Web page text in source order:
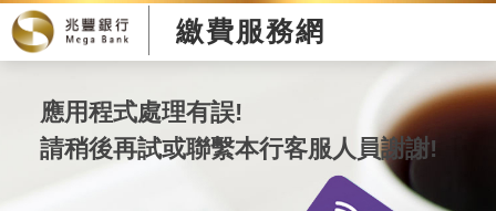
繳費服務網
應用程式處理有誤!
請稍後再試或聯繫本行客服人員謝謝!